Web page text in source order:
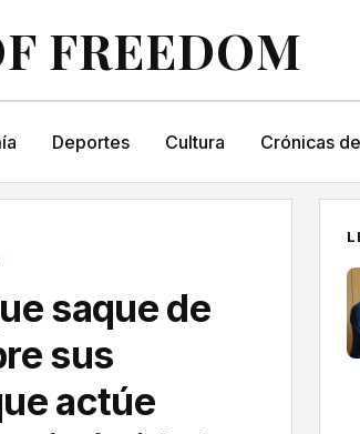
FREEDOM
Deportes Cultura Crónicas
saque de
sus
actúe